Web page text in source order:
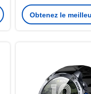
d'activité et de
réel, IA Q&R,
Obtenez le